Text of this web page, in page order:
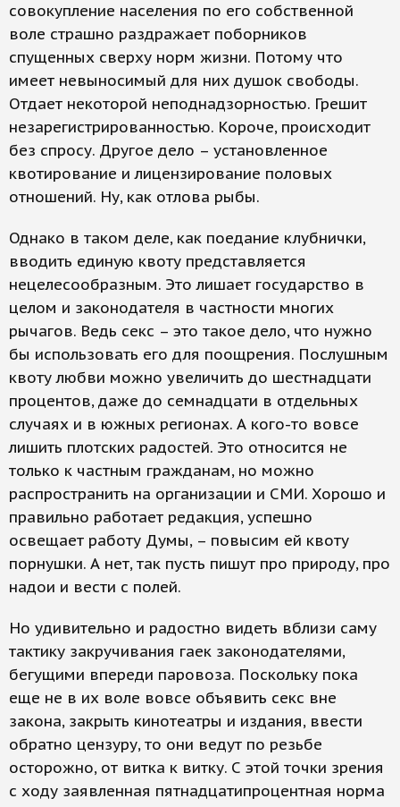
совокупление населения по его собственной
воле страшно раздражает поборников
спущенных сверху норм жизни. Потому что
имеет невыносимый для них душок свободы.
Отдает некоторой неподнадзорностью. Грешит
незарегистрированностью. Короче, происходит
без спросу. Другое дело – установленное
квотирование и лицензирование половых
отношений. Ну, как отлова рыбы.
Однако в таком деле, как поедание клубнички,
вводить единую квоту представляется
нецелесообразным. Это лишает государство в
целом и законодателя в частности многих
рычагов. Ведь секс – это такое дело, что нужно
бы использовать его для поощрения. Послушным
квоту любви можно увеличить до шестнадцати
процентов, даже до семнадцати в отдельных
случаях и в южных регионах. А кого-то вовсе
лишить плотских радостей. Это относится не
только к частным гражданам, но можно
распространить на организации и СМИ. Хорошо и
правильно работает редакция, успешно
освещает работу Думы, – повысим ей квоту
порнушки. А нет, так пусть пишут про природу, про
надои и вести с полей.
Но удивительно и радостно видеть вблизи саму
тактику закручивания гаек законодателями,
бегущими впереди паровоза. Поскольку пока
еще не в их воле вовсе объявить секс вне
закона, закрыть кинотеатры и издания, ввести
обратно цензуру, то они ведут по резьбе
осторожно, от витка к витку. С этой точки зрения
с ходу заявленная пятнадцатипроцентная норма